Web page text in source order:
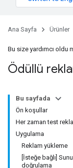
Ana Sayfa Ürünler
Bu size yardımcı oldu
Ödüllü
Bu sayfada
Ön koşullar
Her zaman test
Uygulama
Reklam yükleme
[İsteğe bağlı]
doğrulama